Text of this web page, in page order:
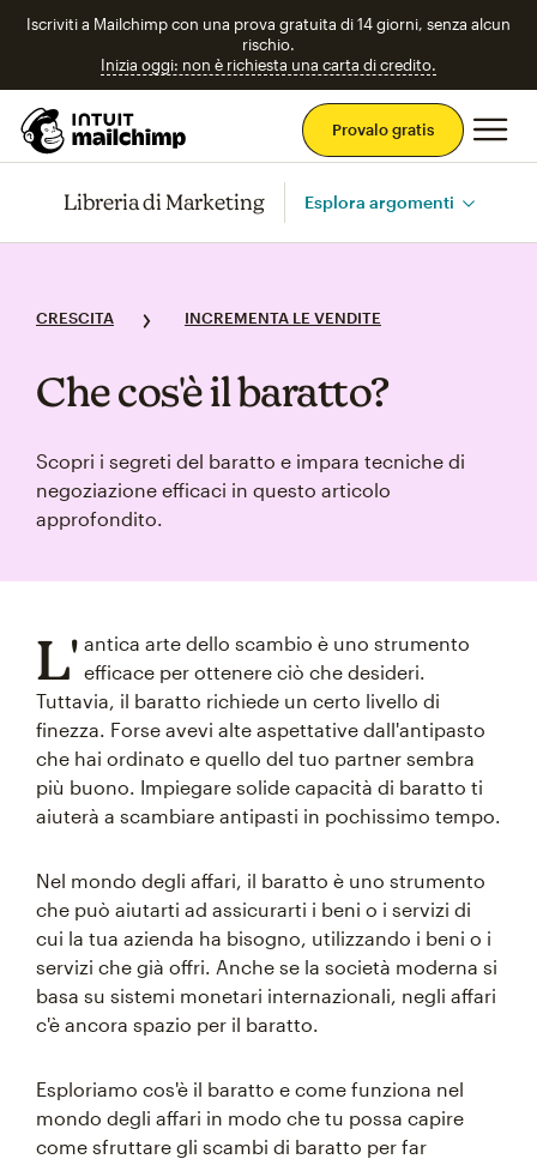
Iscriviti a Mailchimp con una prova gratuita di 14 giorni, senza alcun
rischio.
Inizia oggi: non è richiesta una carta di credito.
Provalo gratis
Libreria di Marketing Esplora argomenti
CRESCITA INCREMENTA LE VENDITE
Che cos'è il baratto?
Scopri i segreti del baratto e impara tecniche di
negoziazione efficaci in questo articolo
approfondito.
L' antica arte dello scambio è uno strumento
efficace per ottenere ciò che desideri.
Tuttavia, il baratto richiede un certo livello di
finezza. Forse avevi alte aspettative dall'antipasto
che hai ordinato e quello del tuo partner sembra
più buono. Impiegare solide capacità di baratto ti
aiuterà a scambiare antipasti in pochissimo tempo.
Nel mondo degli affari, il baratto è uno strumento
che può aiutarti ad assicurarti i beni o i servizi di
cui la tua azienda ha bisogno, utilizzando i beni o i
servizi che già offri. Anche se la società moderna si
basa su sistemi monetari internazionali, negli affari
c'è ancora spazio per il baratto.
Esploriamo cos'è il baratto e come funziona nel
mondo degli affari in modo che tu possa capire
come sfruttare gli scambi di baratto per far